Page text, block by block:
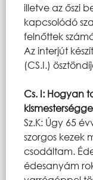
illetve az őszi
kapcsolódó
felnőttek
Az interjút
(CS.I.)
Cs. I: Hogyan
Sz.K: Úgy 65
szorgos kezek
csodáltam.
édesanyám